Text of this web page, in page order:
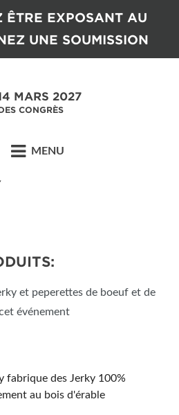
ÊTRE EXPOSANT AU
UNE SOUMISSION
MARS 2027
CONGRÈS
MENU
et peperettes de boeuf et de
événement
fabrique des Jerky 100%
au bois d'érable